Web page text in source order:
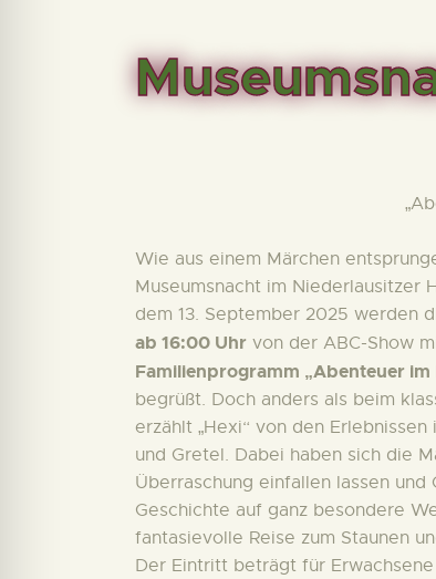
Wie aus einem Märchen
Museumsnacht im Niederlausitzer
dem 13. September 2025 werden
ab 16:00 Uhr von der ABC-Show
Familienprogramm „Abenteuer im
begrüßt. Doch anders als beim
erzählt „Hexi“ von den
und Gretel. Dabei haben sich die
Überraschung einfallen lassen und
Geschichte auf ganz besondere
fantasievolle Reise zum Staunen
Der Eintritt beträgt für